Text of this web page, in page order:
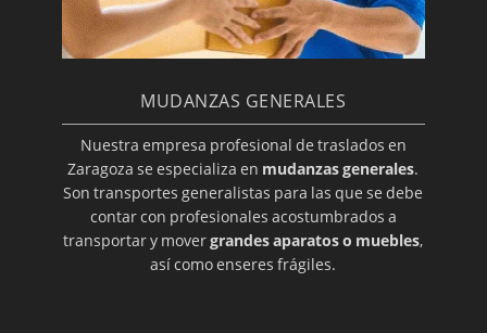
MUDANZAS GENERALES
Nuestra empresa profesional de traslados en
Zaragoza se especializa en mudanzas generales.
Son transportes generalistas para las que se debe
contar con profesionales acostumbrados a
transportar y movergrandes aparatos o muebles,
así como enseres frágiles.